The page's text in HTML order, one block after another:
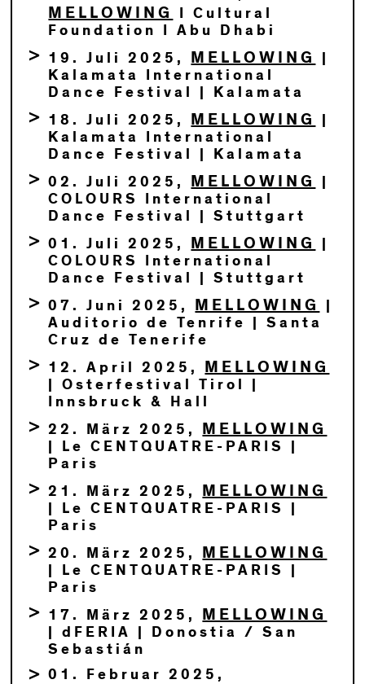
MELLOWING
I Cultural
Foundation I Abu Dhabi
19. Juli 2025,
MELLOWING
Kalamata International
Dance Festival | Kalamata
18. Juli 2025,
MELLOWING
Kalamata International
Dance Festival | Kalamata
02. Juli 2025,
MELLOWING
COLOURS International
Dance Festival | Stuttgart
01. Juli 2025,
MELLOWING
COLOURS International
Dance Festival | Stuttgart
07. Juni 2025,
MELLOWING
Auditorio de Tenrife | Santa
Cruz de Tenerife
12. April 2025,
MELLOWING
| Osterfestival Tirol |
Innsbruck & Hall
22. März 2025,
MELLOWING
| Le CENTQUATRE-PARIS |
Paris
21. März 2025,
MELLOWING
| Le CENTQUATRE-PARIS |
Paris
20. März 2025,
MELLOWING
| Le CENTQUATRE-PARIS |
Paris
17. März 2025,
MELLOWING
| dFERIA | Donostia / San
Sebastián
01. Februar 2025,